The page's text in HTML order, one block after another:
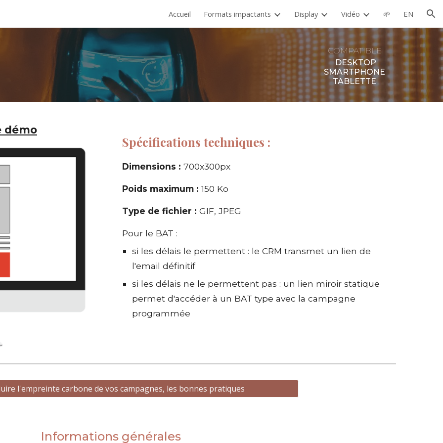
Skip to navigation
Accueil Formats impactants Display Vidéo 🌱 EN
COMPATIBLE
DESKTOP
SMARTPHONE
TABLETTE
démo
Spécifications techniques :
Dimensions : 700x300px
Poids maximum : 150 Ko
Type de fichier : GIF, JPEG
Pour le BAT :
si les délais le permettent : le CRM transmet un lien de
l'email définitif
si les délais ne le permettent pas : un lien miroir statique
permet d'accéder à un BAT type avec la campagne
programmée
l'empreinte carbone de vos campagnes, les bonnes pratiques
Informations générales